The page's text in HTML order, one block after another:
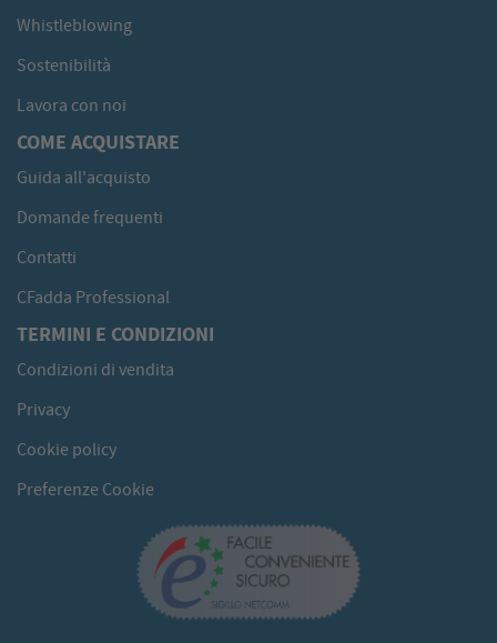
Whistleblowing
Sostenibilità
Lavora con noi
COME ACQUISTARE
Guida all'acquisto
Domande frequenti
Contatti
CFadda Professional
TERMINI E CONDIZIONI
Condizioni di vendita
Privacy
Cookie policy
Preferenze Cookie